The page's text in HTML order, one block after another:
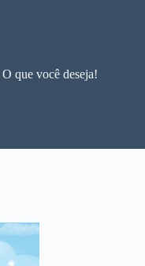
O que você deseja!